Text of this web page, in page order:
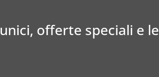
offerte speciali e le